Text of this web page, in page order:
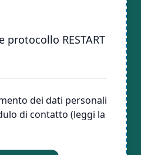
protocollo RESTART
dei dati personali
di contatto (leggi la